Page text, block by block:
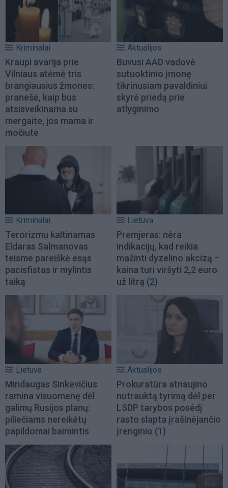
Kriminalai
Kraupi avarija prie
Vilniaus atėmė tris
brangiausius žmones:
pranešė, kaip bus
atsisveikinama su
mergaite, jos mama ir
močiute
Aktualijos
Buvusi AAD vadovė
sutuoktinio įmonę
tikrinusiam pavaldiniui
skyrė priedą prie
atlyginimo
Kriminalai
Terorizmu kaltinamas
Eldaras Salmanovas
teisme pareiškė esąs
pacisfistas ir mylintis
taiką
Lietuva
Premjeras: nėra
indikacijų, kad reikia
mažinti dyzelino akcizą –
kaina turi viršyti 2,2 euro
už litrą (2)
Lietuva
Mindaugas Sinkevičius
ramina visuomenę dėl
galimų Rusijos planų:
piliečiams nereikėtų
papildomai baimintis
Aktualijos
Prokuratūra atnaujino
nutrauktą tyrimą dėl per
LSDP tarybos posėdį
rasto slapta įrašinėjančio
įrenginio (1)